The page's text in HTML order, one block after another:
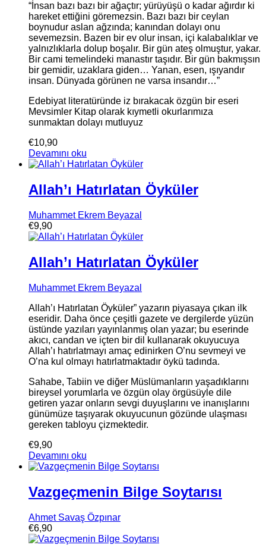
“İnsan bazı bazı bir ağaçtır; yürüyüşü o kadar ağırdır ki
hareket ettiğini göremezsin. Bazı bazı bir ceylan
boynudur aslan ağzında; kanından dolayı onu
sevemezsin. Bazen bir ev olur insan, içi kalabalıklar ve
yalnızlıklarla dolup boşalır. Bir gün ateş olmuştur, yakar.
Bir cami temelindeki manastır taşıdır. Bir gün bakmışsın
bir gemidir, uzaklara giden… Yanan, esen, ışıyandır
insan. Dünyada görünen ne varsa insandır…”
Edebiyat literatüründe iz bırakacak özgün bir eseri
Mevsimler Kitap olarak kıymetli okurlarımıza
sunmaktan dolayı mutluyuz
€10,90
Devamını oku
Allah’ı Hatırlatan Öyküler
Muhammet Ekrem Beyazal
€9,90
Allah’ı Hatırlatan Öyküler
Muhammet Ekrem Beyazal
Allah’ı Hatırlatan Öyküler” yazarın piyasaya çıkan ilk
eseridir. Daha önce çeşitli gazete ve dergilerde yüzün
üstünde yazıları yayınlanmış olan yazar; bu eserinde
akıcı, candan ve içten bir dil kullanarak okuyucuya
Allah’ı hatırlatmayı amaç edinirken O’nu sevmeyi ve
O’na kul olmayı hatırlatmaktadır öykü tadında.
Sahabe, Tabiin ve diğer Müslümanların yaşadıklarını
bireysel yorumlarla ve özgün olay örgüsüyle dile
getiren yazar onların sevgi duyuşlarını ve inanışlarını
günümüze taşıyarak okuyucunun gözünde ulaşması
gereken tabloyu çizmektedir.
€9,90
Devamını oku
Vazgeçmenin Bilge Soytarısı
Ahmet Savaş Özpınar
€6,90